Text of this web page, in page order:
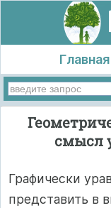
Главная
смысл
Графически
представить в